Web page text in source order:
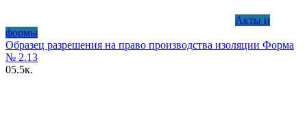
Акты и
формы
Образец разрешения на право производства изоляции Форма
№ 2.13
05.5к.